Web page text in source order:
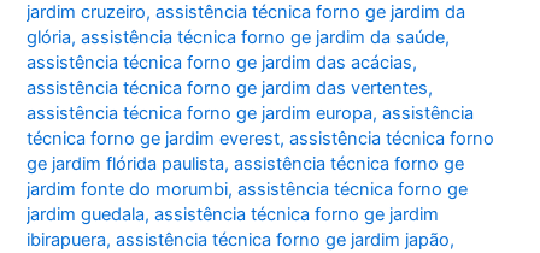
jardim cruzeiro,assistência técnica forno ge jardim da
glória,assistência técnica forno ge jardim da saúde,
assistência técnica forno ge jardim das acácias,
assistência técnica forno ge jardim das vertentes,
assistência técnica forno ge jardim europa,assistência
técnica forno ge jardim everest,assistência técnica forno
ge jardim flórida paulista,assistência técnica forno ge
jardim fonte do morumbi,assistência técnica forno ge
jardim guedala,assistência técnica forno ge jardim
ibirapuera,assistência técnica forno ge jardim japão,